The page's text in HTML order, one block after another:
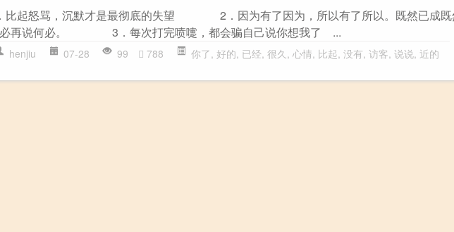
比起怒骂，沉默才是最彻底的失望 2．因为有了因为，所以有了所以。既然已成既
再说何必。 3．每次打完喷嚏，都会骗自己说你想我了 ...
henjiu 07-28 99 788 你了, 好的, 已经, 很久 , 心情, 比起, 没有, 访客, 说说, 近的